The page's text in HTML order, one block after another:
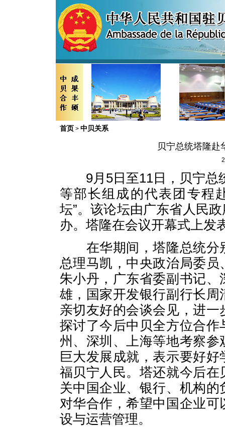
首页 > 中贝关系
贝宁总统塔隆赴
9月5日至11日，贝宁总
等部长组成的代表团专程
坛”。该论坛由广东省人民
办。塔隆在会议开幕式上发
在华期间，塔隆总统分
总理马凯，中央政治局委
朱小丹，广东省委副书记
雄，国家开发银行副行长
亲切友好的会谈会见，进
探讨了今后中贝全方位合
州、深圳、上海等地考察
巨大发展成就，表示要好
福贝宁人民。塔还就今后
关中国企业、银行、机构
对华合作，希望中国企业
设与运营管理。